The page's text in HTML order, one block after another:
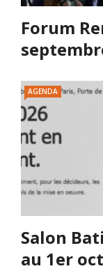
Forum
AGENDA
Salon
au 1er